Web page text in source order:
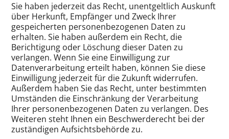
Sie haben jederzeit das Recht, unentgeltlich Auskunft
über Herkunft, Empfänger und Zweck Ihrer
gespeicherten personenbezogenen Daten zu
erhalten. Sie haben außerdem ein Recht, die
Berichtigung oder Löschung dieser Daten zu
verlangen. Wenn Sie eine Einwilligung zur
Datenverarbeitung erteilt haben, können Sie diese
Einwilligung jederzeit für die Zukunft widerrufen.
Außerdem haben Sie das Recht, unter bestimmten
Umständen die Einschränkung der Verarbeitung
Ihrer personenbezogenen Daten zu verlangen. Des
Weiteren steht Ihnen ein Beschwerderecht bei der
zuständigen Aufsichtsbehörde zu.